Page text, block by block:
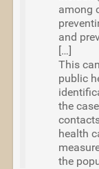
among
and
[…]
This
public
the
health
the